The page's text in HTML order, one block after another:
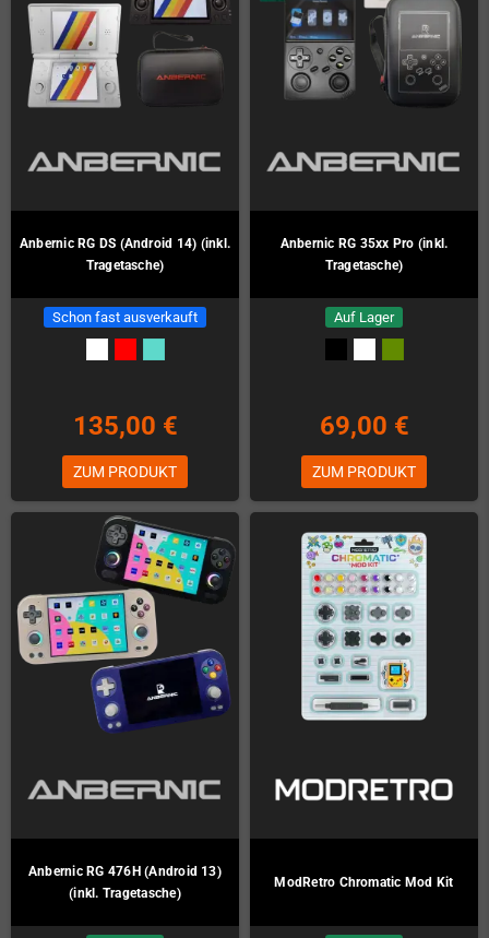
Anbernic RG DS (Android 14) (inkl.
Tragetasche)
Schon fast ausverkauft
135,00 €
ZUM PRODUKT
Anbernic RG 35xx Pro (inkl.
Tragetasche)
Auf Lager
69,00 €
ZUM PRODUKT
Anbernic RG 476H (Android 13)
(inkl. Tragetasche)
ModRetro Chromatic Mod Kit